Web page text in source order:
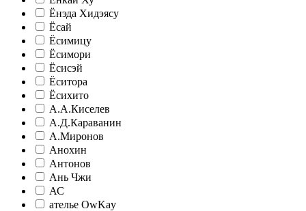
Ёнэда Хидэясу
Ёсай
Ёсимицу
Ёсимори
Ёсисэй
Ёситора
Ёсихито
А.А.Киселев
А.Д.Караванин
А.Миронов
Анохин
Антонов
Ань Чжи
АС
ателье ‎OwKay